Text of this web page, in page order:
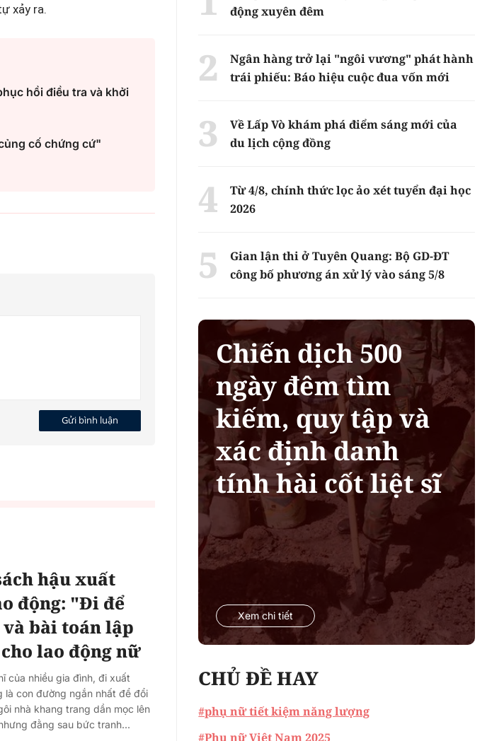
xảy ra.
hồi điều tra và khởi
cố chứng cứ"
Gửi bình luận
hậu xuất
động: "Đi để
bài toán lập
lao động nữ
của nhiều gia đình, đi xuất
là con đường ngắn nhất để đổi
nhà khang trang dần mọc lên
đằng sau bức tranh...
động xuyên đêm
Ngân hàng trở lại "ngôi vương" phát hành
trái phiếu: Báo hiệu cuộc đua vốn mới
Về Lấp Vò khám phá điểm sáng mới của
du lịch cộng đồng
Từ 4/8, chính thức lọc ảo xét tuyển đại học
2026
Gian lận thi ở Tuyên Quang: Bộ GD-ĐT
công bố phương án xử lý vào sáng 5/8
Chiến dịch 500
ngày đêm tìm
kiếm, quy tập và
xác định danh
tính hài cốt liệt sĩ
Xem chi tiết
CHỦ ĐỀ HAY
#phụ nữ tiết kiệm năng lượng
#Phụ nữ Việt Nam 2025